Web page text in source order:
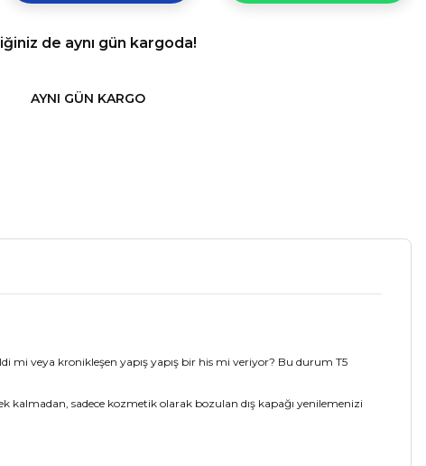
de aynı gün kargoda!
AYNI GÜN KARGO
mi veya kronikleşen yapış yapış bir his mi veriyor? Bu durum T5
kalmadan, sadece kozmetik olarak bozulan dış kapağı yenilemenizi